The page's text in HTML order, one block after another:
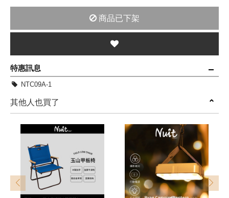
商品已下架
特惠訊息
NTC09A-1
其他人也買了
prev next